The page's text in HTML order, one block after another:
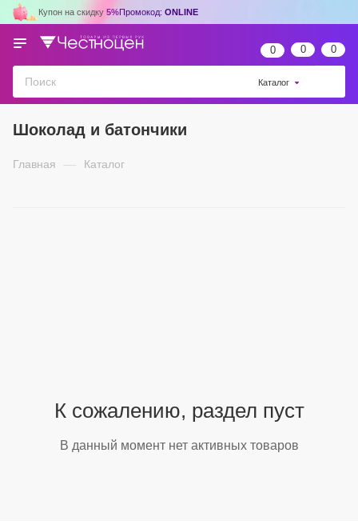
Купон на скидку 5%Промокод: ONLINE
0 0 0
Каталог
Шоколад и батончики
Главная — Каталог
К сожалению, раздел пуст
В данный момент нет активных товаров